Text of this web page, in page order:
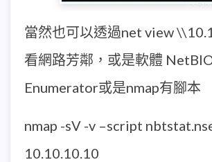
當然也可以透過net view
看網路芳鄰，或是軟體
Enumerator或是nmap有腳本
nmap -sV -v –script
10.10.10.10